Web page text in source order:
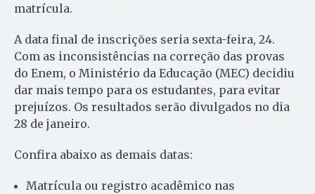
matrícula.
A data final de inscrições seria sexta-feira, 24.
Com as inconsistências na correção das provas
do Enem, o Ministério da Educação (MEC) decidiu
dar mais tempo para os estudantes, para evitar
prejuízos. Os resultados serão divulgados no dia
28 de janeiro.
Confira abaixo as demais datas:
Matrícula ou registro acadêmico nas